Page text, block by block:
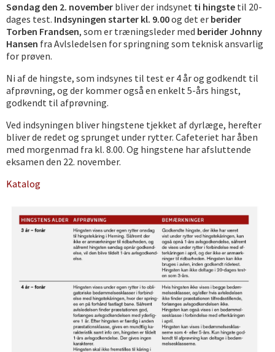
Søndag den 2. november bliver der indsynet ti hingste til 20-
dages test. Indsyningen starter kl. 9.00og det er berider
Torben Frandsen, som er træningsleder med berider Johnny
Hansen fra Avlsledelsen for springning som teknisk ansvarlig
for prøven.
Ni af de hingste, som indsynes til test er 4 år og godkendt til
afprøvning, og der kommer også en enkelt 5-års hingst,
godkendt til afprøvning.
Ved indsyningen bliver hingstene tjekket af dyrlæge, herefter
bliver de redet og sprunget under rytter. Cafeteriet har åben
med morgenmad fra kl. 8.00. Og hingstene har afsluttende
eksamen den 22. november.
Katalog